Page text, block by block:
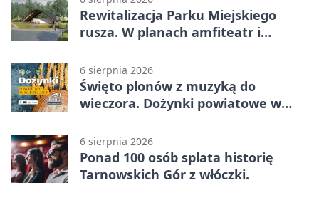
Rewitalizacja Parku Miejskiego
rusza. W planach amfiteatr i
6 sierpnia 2026
Święto plonów z muzyką do
wieczora. Dożynki powiatowe w
6 sierpnia 2026
Ponad 100 osób splata historię
Tarnowskich Gór z włóczki.